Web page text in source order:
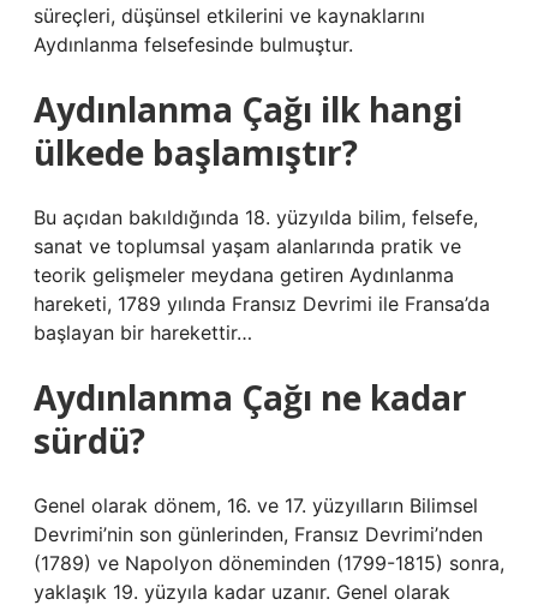
süreçleri, düşünsel etkilerini ve kaynaklarını
Aydınlanma felsefesinde bulmuştur.
Aydınlanma Çağı ilk hangi
ülkede başlamıştır?
Bu açıdan bakıldığında 18. yüzyılda bilim, felsefe,
sanat ve toplumsal yaşam alanlarında pratik ve
teorik gelişmeler meydana getiren Aydınlanma
hareketi, 1789 yılında Fransız Devrimi ile Fransa’da
başlayan bir harekettir…
Aydınlanma Çağı ne kadar
sürdü?
Genel olarak dönem, 16. ve 17. yüzyılların Bilimsel
Devrimi’nin son günlerinden, Fransız Devrimi’nden
(1789) ve Napolyon döneminden (1799-1815) sonra,
yaklaşık 19. yüzyıla kadar uzanır. Genel olarak